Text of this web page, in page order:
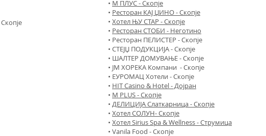
• М ПЛУС - Скопје
• Ресторан КАЈ ЏИНО - Скопје
• Хотел ЊУ СТАР - Скопје
• Ресторан СТОБИ - Неготино
• Ресторан ПЕЛИСТЕР - Скопје
• СТЕЈЏ ПОДУКЦИЈА - Скопје
• ШАЛТЕР ДОМУВАЊЕ - Скопје
• ЈМ ХОРЕКА Компани - Скопје
• ЕУРОМАЦ Хотели - Скопје
• HIT Casino & Hotel - Дојран
• M PLUS - Скопје
• ДЕЛИЦИЈА Слаткарница - Скопје
• Хотел СОЛУН- Скопје
• Хотел Sirius Spa & Wellness - Струмица
• Vanila Food - Скопје